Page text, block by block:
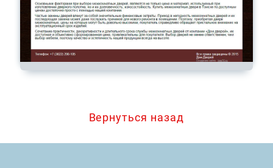
Вернуться назад